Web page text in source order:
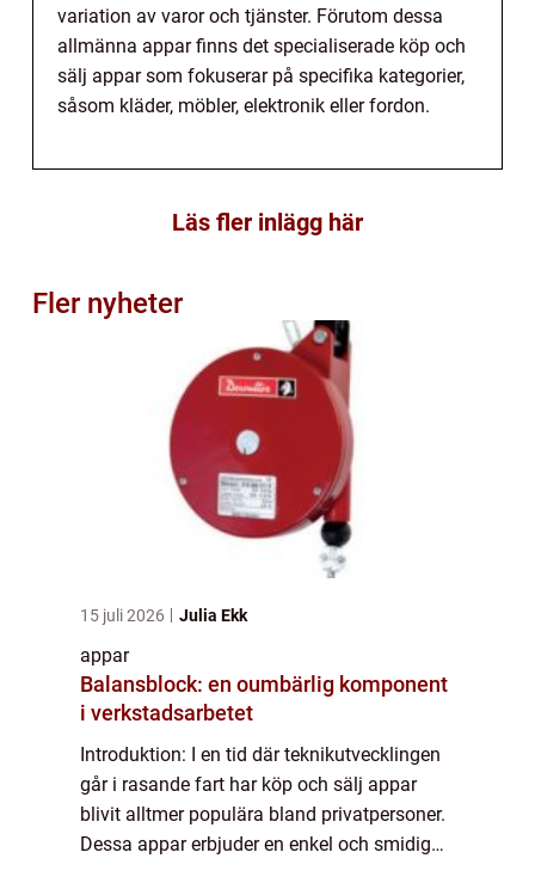
variation av varor och tjänster. Förutom dessa
allmänna appar finns det specialiserade köp och
sälj appar som fokuserar på specifika kategorier,
såsom kläder, möbler, elektronik eller fordon.
Läs fler inlägg här
Fler nyheter
15 juli 2026 Julia Ekk
appar
Balansblock: en oumbärlig komponent
i verkstadsarbetet
Introduktion: I en tid där teknikutvecklingen
går i rasande fart har köp och sälj appar
blivit alltmer populära bland privatpersoner.
Dessa appar erbjuder en enkel och smidig